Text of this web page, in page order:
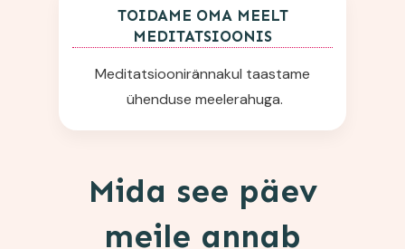
TOIDAME OMA MEELT
MEDITATSIOONIS
Meditatsioonirännakul taastame
ühenduse meelerahuga.
Mida see päev
meile annab